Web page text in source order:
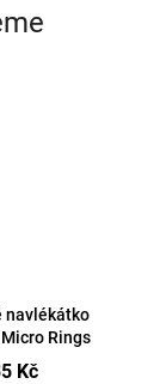
navlékátko
Rings
Kč